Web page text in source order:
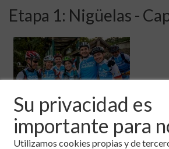
Su privacidad es
importante para
Utilizamos cookies propias y de
Etapa 1: Nigüelas -